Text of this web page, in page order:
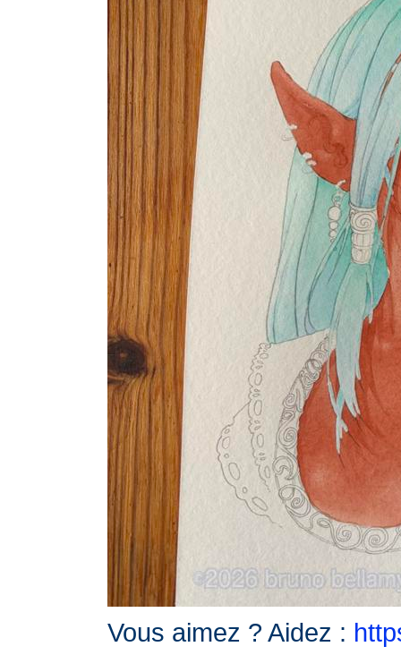
Vous aimez ? Aidez :